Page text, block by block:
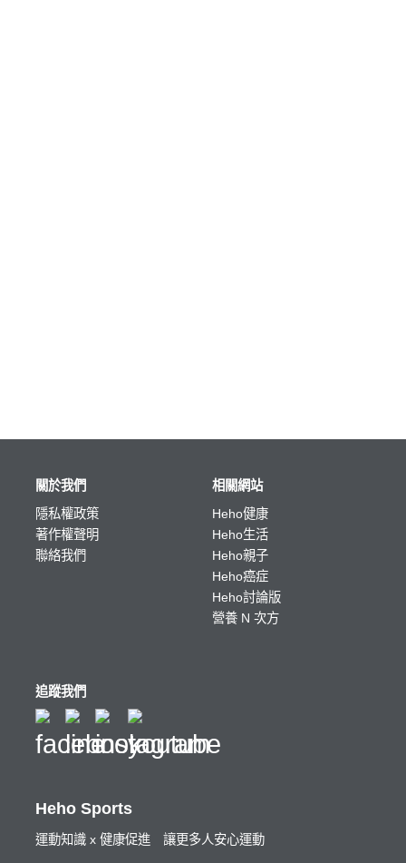
Heho Sports
運動知識 x 健康促進 讓更多人安心運動
關於我們
隱私權政策
著作權聲明
聯絡我們
相關網站
Heho健康
Heho生活
Heho親子
Heho癌症
Heho討論版
營養 N 次方
追蹤我們